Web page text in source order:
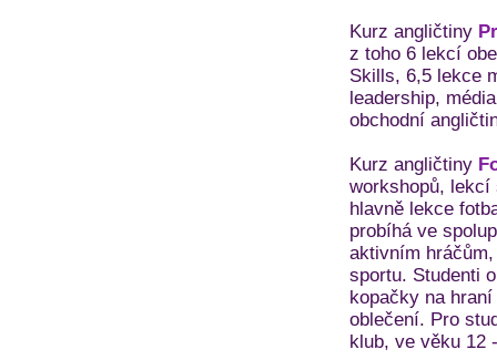
Kurz angličtiny
z toho 6 lekcí
Skills, 6,5 lekce
leadership,
obchodní
Kurz angličtiny
workshopů, lekcí
hlavně lekce
probíhá ve
aktivním
sportu. Studenti
kopačky na
oblečení. Pro
klub, ve věku 12